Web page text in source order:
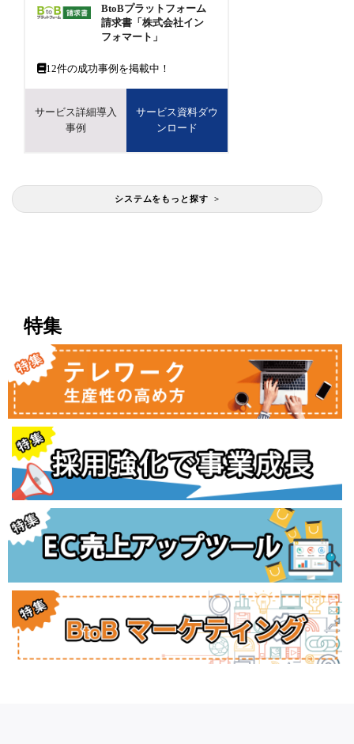
BtoBプラットフォーム
請求書「株式会社イン
フォマート」
12件の成功事例を掲載中！
サービス詳細導入
事例
サービス資料ダウ
ンロード
システムをもっと探す >
特集